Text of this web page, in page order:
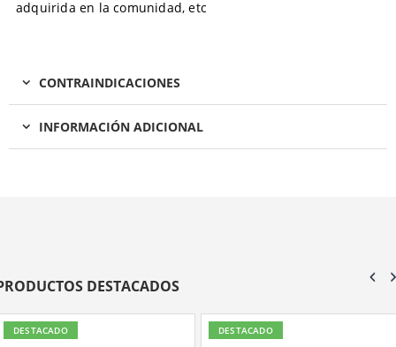
adquirida en la comunidad, etc
CONTRAINDICACIONES
INFORMACIÓN ADICIONAL
DESTACADOS
DESTACADO DESTACADO